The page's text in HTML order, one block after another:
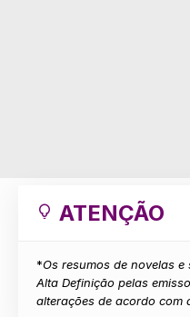
ATENÇÃO
*Os resumos de novelas
Alta Definição pelas
alterações de acordo com